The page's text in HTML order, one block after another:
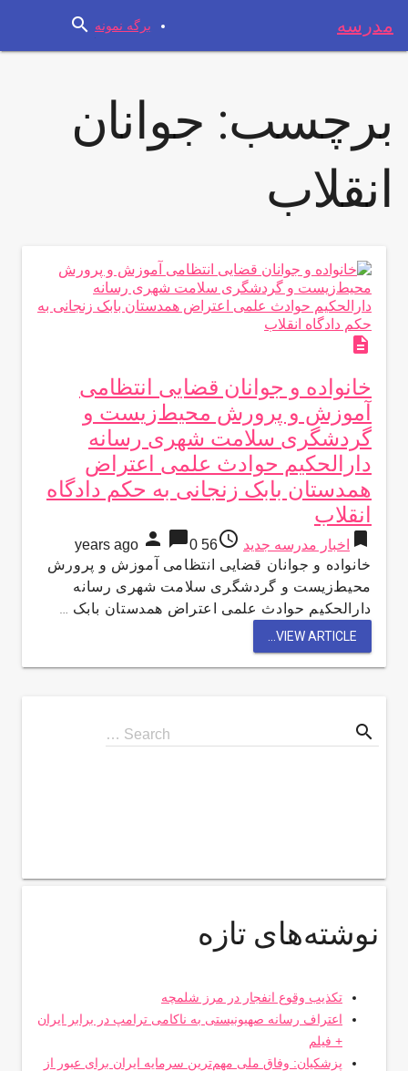
مدرسه برگه نمونه search
برچسب: جوانان
انقلاب
description
خانواده و جوانان قضایی انتظامی
آموزش و پرورش محیط‌زیست و
گردشگری سلامت شهری رسانه
دارالحکیم حوادث علمی اعتراض
همدستان بابک زنجانی به حکم دادگاه
انقلاب
bookmark اخبار مدرسه جدید access_time
56 years ago
person chat_bubble0
خانواده و جوانان قضایی انتظامی آموزش و پرورش
محیط‌زیست و گردشگری سلامت شهری رسانه
دارالحکیم حوادث علمی اعتراض همدستان بابک …
VIEW ARTICLE...
Search
for
Search … search
نوشته‌های تازه
تکذیب وقوع انفجار در مرز شلمچه
اعتراف رسانه صهیونیستی به ناکامی ترامپ در برابر ایران
+ فیلم
پزشکیان: وفاق ملی مهم‌ترین سرمایه ایران برای عبور از